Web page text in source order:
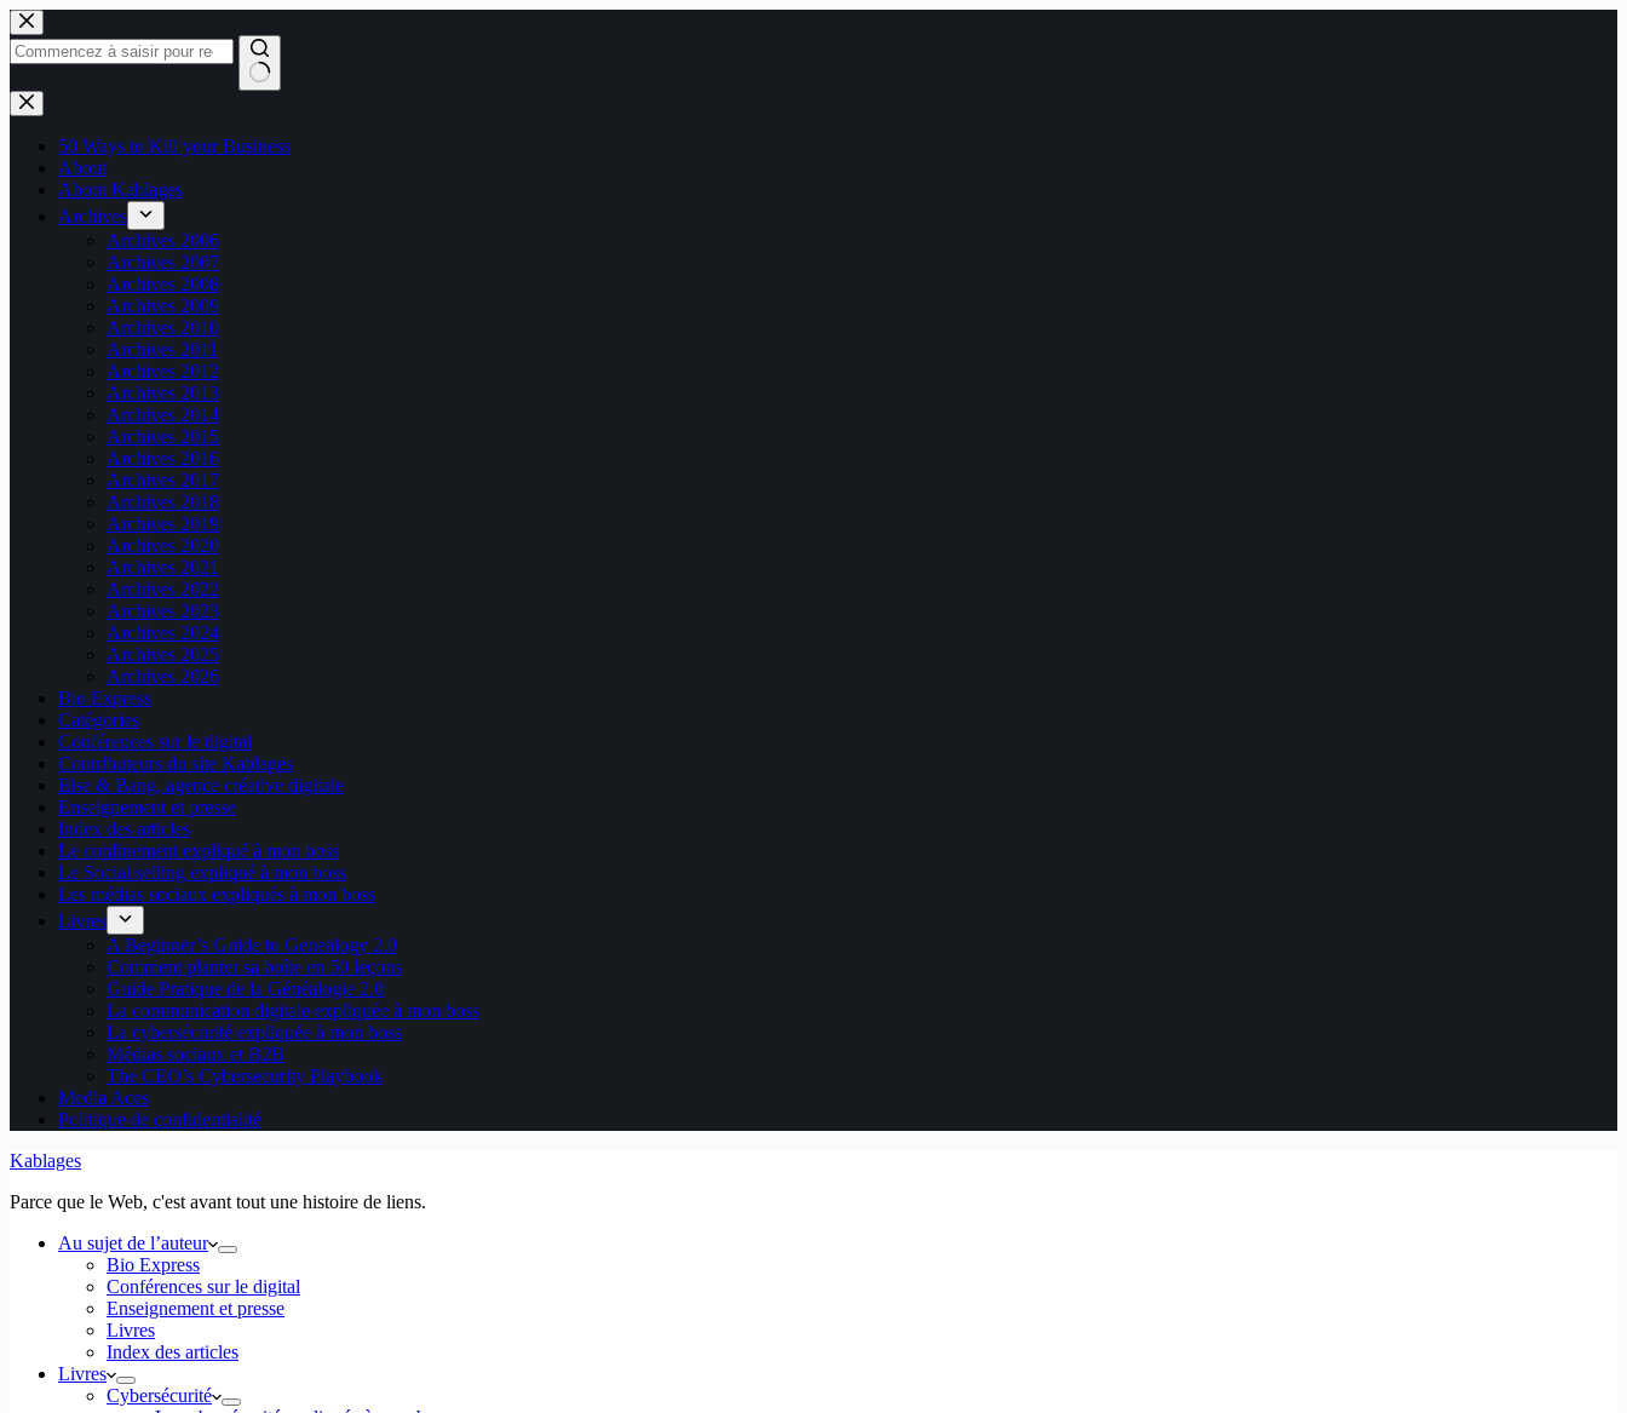
Passer
au
contenu
Aucun
résultat
50 Ways to Kill your Business
About
About Kablages
Archives
Archives 2006
Archives 2007
Archives 2008
Archives 2009
Archives 2010
Archives 2011
Archives 2012
Archives 2013
Archives 2014
Archives 2015
Archives 2016
Archives 2017
Archives 2018
Archives 2019
Archives 2020
Archives 2021
Archives 2022
Archives 2023
Archives 2024
Archives 2025
Archives 2026
Bio Express
Catégories
Conférences sur le digital
Contributeurs du site Kablages
Else & Bang, agence créative digitale
Enseignement et presse
Index des articles
Le confinement expliqué à mon boss
Le Social selling expliqué à mon boss
Les médias sociaux expliqués à mon boss
Livres
A Beginner’s Guide to Genealogy 2.0
Comment planter sa boîte en 50 leçons
Guide Pratique de la Généalogie 2.0
La communication digitale expliquée à mon boss
La cybersécurité expliquée à mon boss
Médias sociaux et B2B
The CEO’s Cybersecurity Playbook
Media Aces
Politique de confidentialité
Kablages
Parce que le Web, c'est avant tout une histoire de liens.
Au sujet de l’auteur
Bio Express
Conférences sur le digital
Enseignement et presse
Livres
Index des articles
Livres
Cybersécurité